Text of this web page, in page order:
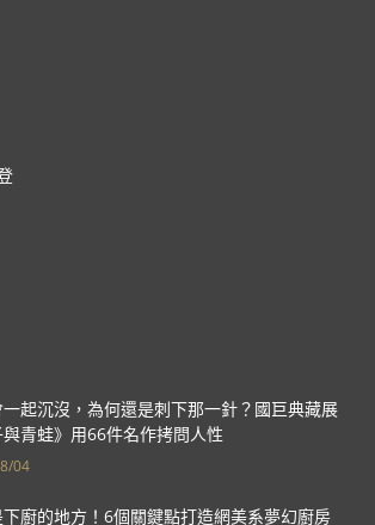
一起沉沒，為何還是刺下那一針？國巨典藏展
與青蛙》用66件名作拷問人性
04
下廚的地方！6個關鍵點打造網美系夢幻廚房